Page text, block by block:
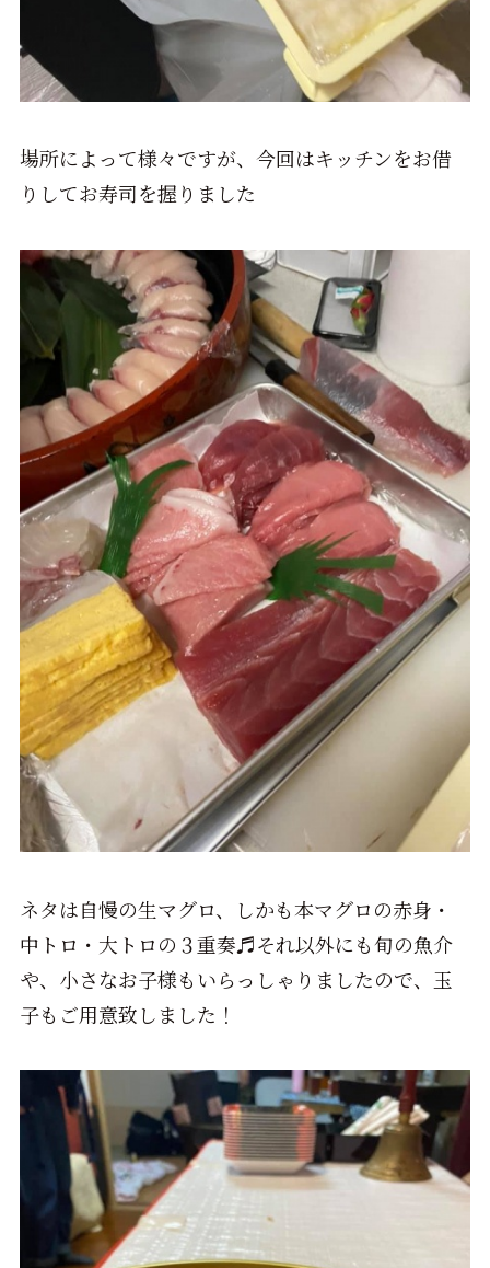
場所によって様々ですが、今回はキッチンをお借
りしてお寿司を握りました
ネタは自慢の生マグロ、しかも本マグロの赤身・
中トロ・大トロの３重奏♬それ以外にも旬の魚介
や、小さなお子様もいらっしゃりましたので、玉
子もご用意致しました！